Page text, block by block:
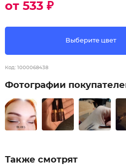
от 533 ₽
Выберите цвет
Код: 1000068438
Фотографии
Также смотрят